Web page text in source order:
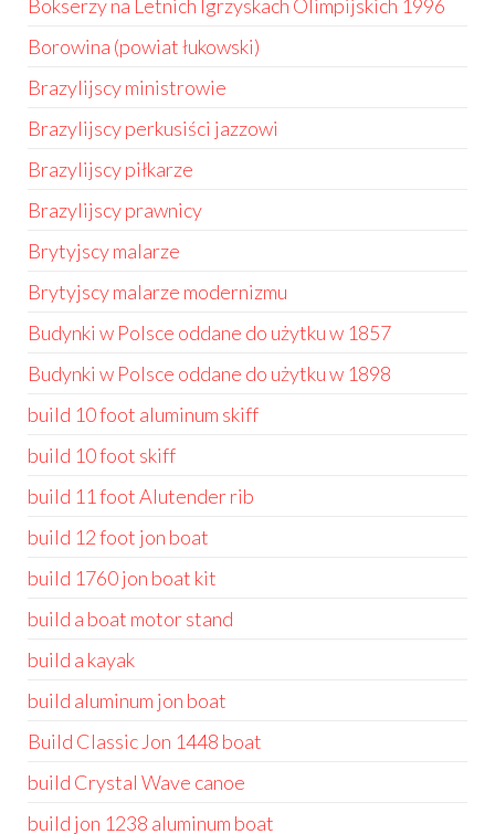
Bokserzy na Letnich Igrzyskach Olimpijskich 1996
Borowina (powiat łukowski)
Brazylijscy ministrowie
Brazylijscy perkusiści jazzowi
Brazylijscy piłkarze
Brazylijscy prawnicy
Brytyjscy malarze
Brytyjscy malarze modernizmu
Budynki w Polsce oddane do użytku w 1857
Budynki w Polsce oddane do użytku w 1898
build 10 foot aluminum skiff
build 10 foot skiff
build 11 foot Alutender rib
build 12 foot jon boat
build 1760 jon boat kit
build a boat motor stand
build a kayak
build aluminum jon boat
Build Classic Jon 1448 boat
build Crystal Wave canoe
build jon 1238 aluminum boat